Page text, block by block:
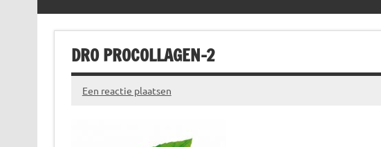
DRO PROCOLLAGEN-2
Een reactie plaatsen